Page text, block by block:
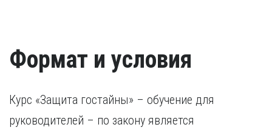
Формат и условия
Курс «Защита гостайны» – обучение для
руководителей – по закону является